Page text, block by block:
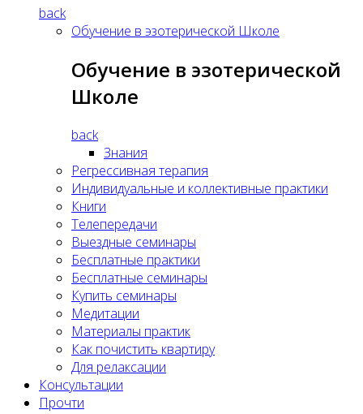
back
Обучение в эзотерической Школе
Обучение в эзотерической
Школе
back
Знания
Регрессивная терапия
Индивидуальные и коллективные практики
Книги
Телепередачи
Выездные семинары
Бесплатные практики
Бесплатные семинары
Купить семинары
Медитации
Материалы практик
Как почистить квартиру
Для релаксации
Консультации
Прочти